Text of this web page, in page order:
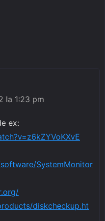
la 1:23 pm
ex:
SystemMonitor
diskcheckup.ht